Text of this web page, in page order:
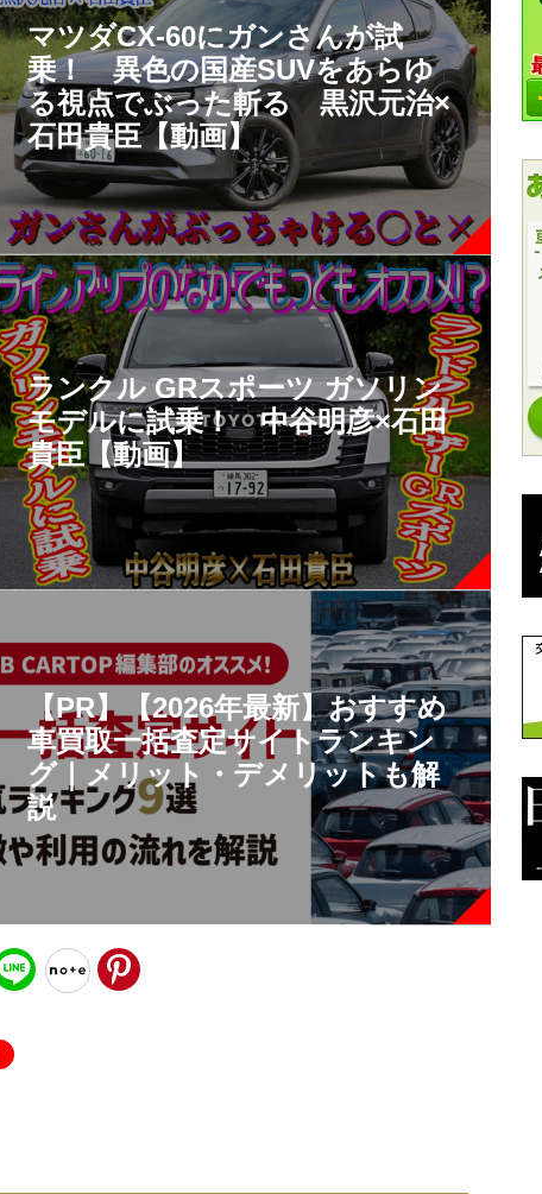
マツダCX-60にガンさんが試
乗！ 異色の国産SUVをあらゆ
る視点でぶった斬る 黒沢元治×
石田貴臣【動画】
ランクル GRスポーツ ガソリン
モデルに試乗！ 中谷明彦×石田
貴臣【動画】
【PR】【2026年最新】おすすめ
車買取一括査定サイトランキン
グ｜メリット・デメリットも解
説